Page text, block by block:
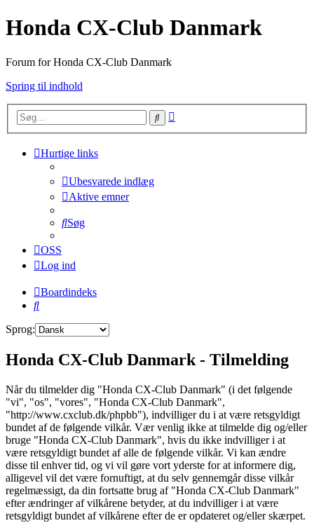
Honda CX-Club Danmark
Forum for Honda CX-Club Danmark
Spring til indhold
Søg
Hurtige links
Ubesvarede indlæg
Aktive emner
Søg
OSS
Log ind
Boardindeks
Søg
Sprog:
Honda CX-Club Danmark - Tilmelding
Når du tilmelder dig "Honda CX-Club Danmark" (i det følgende
"vi", "os", "vores", "Honda CX-Club Danmark",
"http://www.cxclub.dk/phpbb"), indvilliger du i at være retsgyldigt
bundet af de følgende vilkår. Vær venlig ikke at tilmelde dig og/eller
bruge "Honda CX-Club Danmark", hvis du ikke indvilliger i at
være retsgyldigt bundet af alle de følgende vilkår. Vi kan ændre
disse til enhver tid, og vi vil gøre vort yderste for at informere dig,
alligevel vil det være fornuftigt, at du selv gennemgår disse vilkår
regelmæssigt, da din fortsatte brug af "Honda CX-Club Danmark"
efter ændringer af vilkårene betyder, at du indvilliger i at være
retsgyldigt bundet af vilkårene efter de er opdateret og/eller skærpet.